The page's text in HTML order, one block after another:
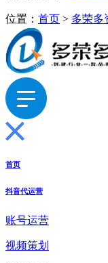
位置： 首页 > 多荣多
首页
抖音代运营
账号运营
视频策划